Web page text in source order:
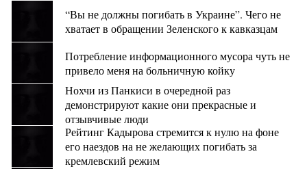
“Вы не должны погибать в Украине”. Чего не
хватает в обращении Зеленского к кавказцам
Потребление информационного мусора чуть не
привело меня на больничную койку
Нохчи из Панкиси в очередной раз
демонстрируют какие они прекрасные и
отзывчивые люди
Рейтинг Кадырова стремится к нулю на фоне
его наездов на не желающих погибать за
кремлевский режим